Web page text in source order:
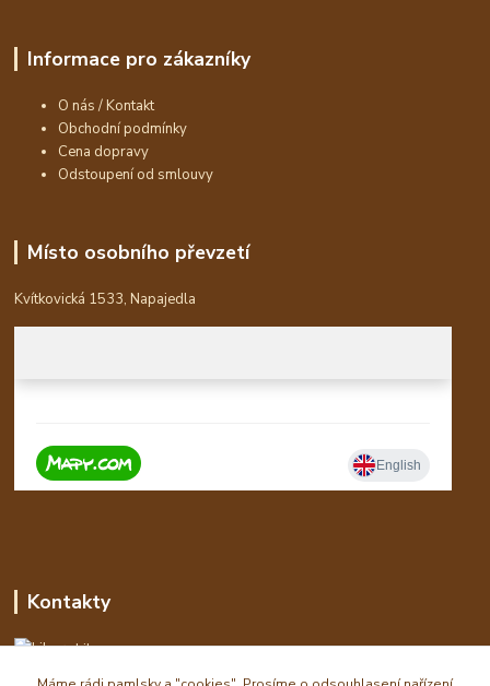
Informace pro zákazníky
O nás / Kontakt
Obchodní podmínky
Cena dopravy
Odstoupení od smlouvy
Místo osobního převzetí
Kvítkovická 1533, Napajedla
Kontakty
Libor